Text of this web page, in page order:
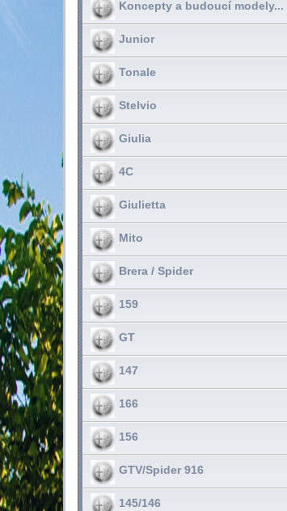
Koncepty a budoucí modely...
Junior
Tonale
Stelvio
Giulia
4C
Giulietta
Mito
Brera / Spider
159
GT
147
166
156
GTV/Spider 916
145/146